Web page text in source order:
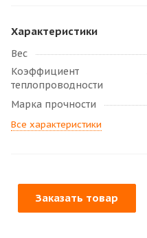
Характеристики
Вес
Коэффициент
теплопроводности
Марка прочности
Все характеристики
Заказать товар